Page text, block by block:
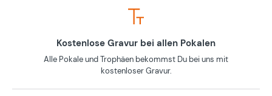
Kostenlose Gravur bei allen Pokalen
Alle Pokale und Trophäen bekommst Du bei uns mit
kostenloser Gravur.